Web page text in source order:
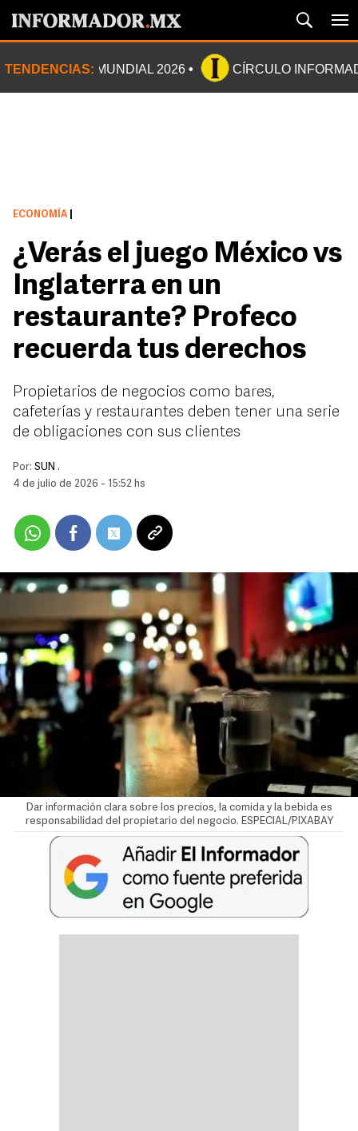
TENDENCIAS: MUNDIAL 2026 CÍRCULO
ECONOMÍA
¿Verás el juego México vs
Inglaterra en un
restaurante? Profeco
recuerda tus derechos
Propietarios de negocios como bares,
cafeterías y restaurantes deben tener una serie
de obligaciones con sus clientes
Por: SUN .
4 de julio de 2026 - 15:52 hs
Dar información clara sobre los precios, la comida y la bebida es
responsabilidad del propietario del negocio. ESPECIAL/PIXABAY